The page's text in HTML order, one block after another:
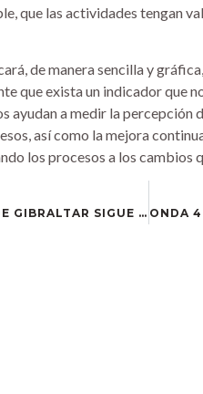
que las actividades tengan
de manera sencilla y
que exista un indicador que
ayudan a medir la
así como la mejora
los procesos a los
EL MARKETPLACE DEL CAMPO DE GIBRALTAR SIGUE CAPTANDO COMERCIOS